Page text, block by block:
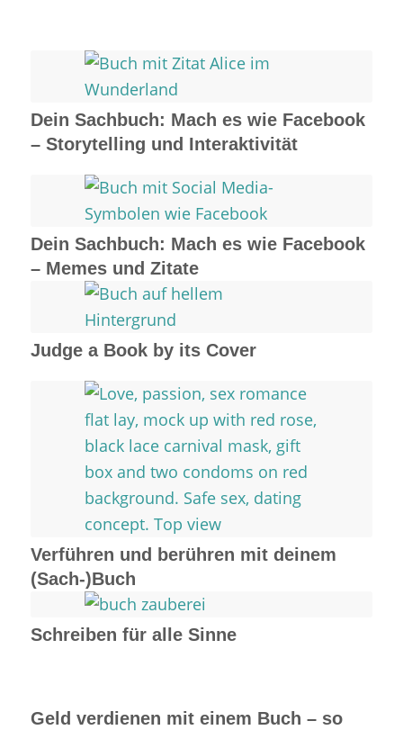
Dein Sachbuch: Mach es wie Facebook
– Storytelling und Interaktivität
Dein Sachbuch: Mach es wie Facebook
– Memes und Zitate
Judge a Book by its Cover
Verführen und berühren mit deinem
(Sach-)Buch
Schreiben für alle Sinne
Geld verdienen mit einem Buch – so